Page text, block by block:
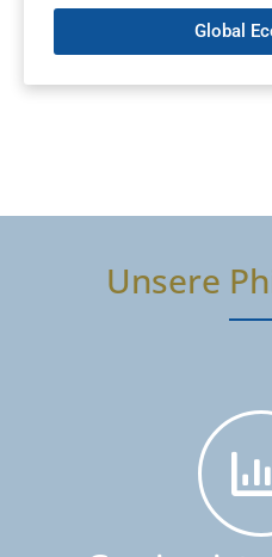
Global
Unsere